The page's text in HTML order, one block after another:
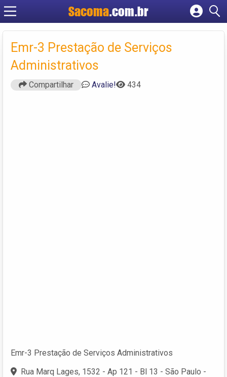
Sacoma.com.br
Cadastrar empresa
Criar conta
Emr-3 Prestação de Serviços
Administrativos
Compartilhar Avalie! 434
Emr-3 Prestação de Serviços Administrativos
Rua Marq Lages, 1532 - Ap 121 - Bl 13 - São Paulo -